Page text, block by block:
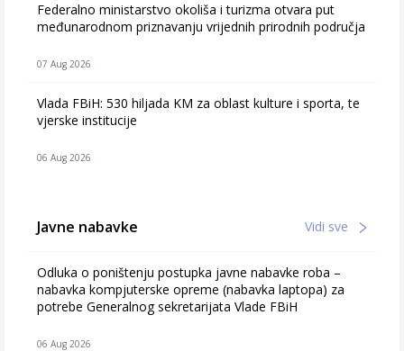
Federalno ministarstvo okoliša i turizma otvara put
međunarodnom priznavanju vrijednih prirodnih područja
07 Aug 2026
Vlada FBiH: 530 hiljada KM za oblast kulture i sporta, te
vjerske institucije
06 Aug 2026
Javne nabavke Vidi sve
Odluka o poništenju postupka javne nabavke roba –
nabavka kompjuterske opreme (nabavka laptopa) za
potrebe Generalnog sekretarijata Vlade FBiH
06 Aug 2026